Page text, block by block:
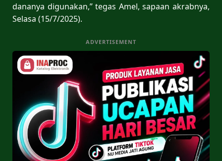
dananya digunakan,” tegas Amel, sapaan akrabnya,
Selasa (15/7/2025).
ADVERTISEMENT